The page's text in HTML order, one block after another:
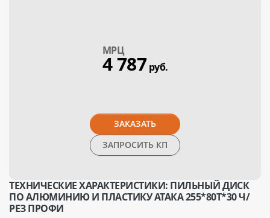
МPЦ
4 787 руб.
ЗАКАЗАТЬ
ЗАПРОСИТЬ КП
ТЕХНИЧЕСКИЕ ХАРАКТЕРИСТИКИ: ПИЛЬНЫЙ ДИСК
ПО АЛЮМИНИЮ И ПЛАСТИКУ АТАКА 255*80T*30 Ч/
РЕЗ ПРОФИ